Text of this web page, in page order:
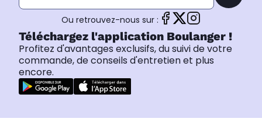
Ou retrouvez-nous sur :
Téléchargez l'application Boulanger !
Profitez d'avantages exclusifs, du suivi de votre
commande, de conseils d'entretien et plus
encore.